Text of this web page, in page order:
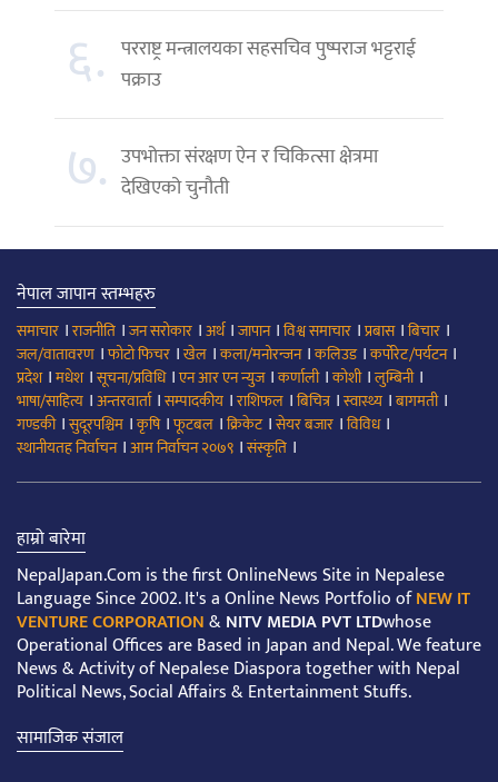
६. परराष्ट्र मन्त्रालयका सहसचिव पुष्पराज भट्टराई
पक्राउ
७. उपभोक्ता संरक्षण ऐन र चिकित्सा क्षेत्रमा
देखिएको चुनौती
नेपाल जापान स्तम्भहरु
समाचार ।राजनीति ।जन सरोकार ।अर्थ।जापान।विश्व समाचार ।प्रबास।बिचार ।
जल/वातावरण ।फोटो फिचर ।खेल ।कला/मनोरन्जन।कलिउड।कर्पोरेट/पर्यटन।
प्रदेश।मधेश।सूचना/प्रविधि।एन आर एन न्युज।कर्णाली।कोशी।लुम्बिनी।
भाषा/साहित्य ।अन्तरवार्ता।सम्पादकीय ।राशिफल ।बिचित्र।स्वास्थ्य ।बागमती।
गण्डकी।सुदूरपश्चिम ।कृषि।फूटबल ।क्रिकेट।सेयर बजार ।विविध।
स्थानीयतह निर्वाचन।आम निर्वाचन २०७९ ।संस्कृति ।
हाम्रो बारेमा
NepalJapan.Com is the first OnlineNews Site in Nepalese
Language Since 2002. It's a Online News Portfolio ofNEW IT
VENTURE CORPORATION&NITV MEDIA PVT LTDwhose
Operational Offices are Based in Japan and Nepal. We feature
News & Activity of Nepalese Diaspora together with Nepal
Political News, Social Affairs & Entertainment Stuffs.
सामाजिक संजाल